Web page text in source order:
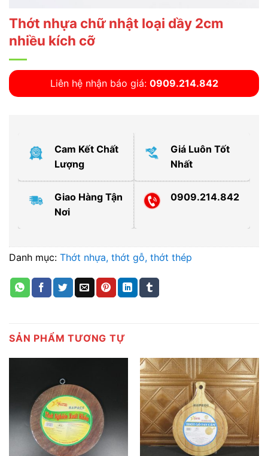
Thớt nhựa chữ nhật loại dầy 2cm
nhiều kích cỡ
Liên hệ nhận báo giá: 0909.214.842
Cam Kết Chất
Lượng
Giá Luôn Tốt
Nhất
Giao Hàng Tận
Nơi
0909.214.842
Danh mục: Thớt nhựa, thớt gỗ, thớt thép
SẢN PHẨM TƯƠNG TỰ